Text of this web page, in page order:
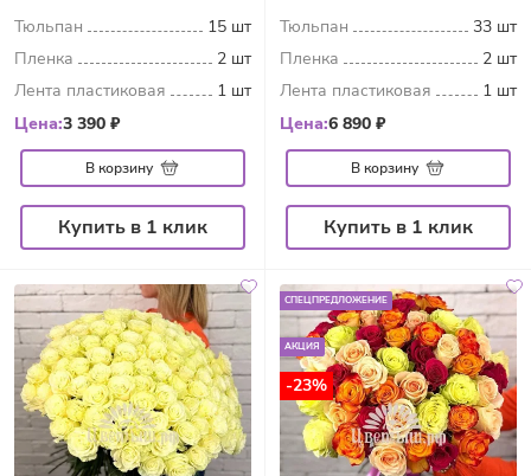
Тюльпан
15 шт
Пленка
2 шт
Лента пластиковая
1 шт
Цена:3 390 ₽
В корзину
Купить в 1 клик
Тюльпан
33 шт
Пленка
2 шт
Лента пластиковая
1 шт
Цена:6 890 ₽
В корзину
Купить в 1 клик
-23%
СПЕЦПРЕДЛОЖЕНИЕ
АКЦИЯ